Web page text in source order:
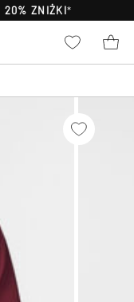
20% ZNIŻKI*